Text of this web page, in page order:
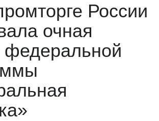
России
очная
федеральной